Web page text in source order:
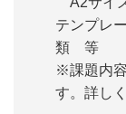
テンプレ
類 等
※課題内
す。詳し